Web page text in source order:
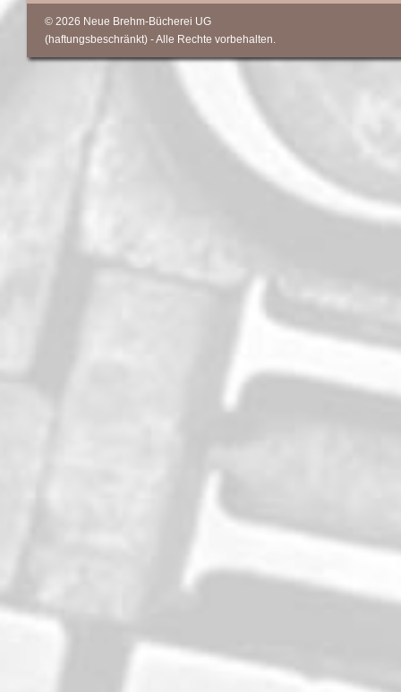
© 2026 Neue Brehm-Bücherei UG
(haftungsbeschränkt) - Alle Rechte vorbehalten.